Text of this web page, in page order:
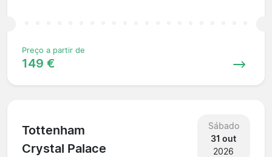
Preço a partir de
149 €
Tottenham
Crystal Palace
Sábado
31 out
2026